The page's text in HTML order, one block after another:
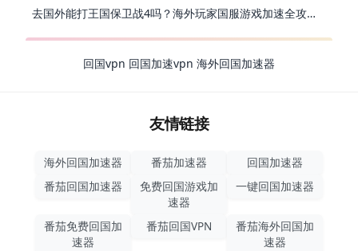
去国外能打王国保卫战4吗？海外玩家国服游戏加速全攻略（附公主连结幻想江湖实测）
回国vpn 回国加速vpn 海外回国加速器
友情链接
海外回国加速器 番茄加速器
回国加速器
番茄回国加速器
免费回国游戏加
速器
一键回国加速器
番茄免费回国加
速器
番茄回国VPN
番茄海外回国加
速器